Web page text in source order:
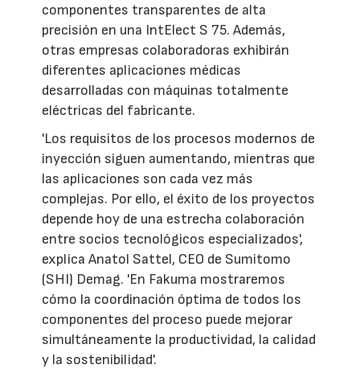
componentes transparentes de alta
precisión en una IntElect S 75. Además,
otras empresas colaboradoras exhibirán
diferentes aplicaciones médicas
desarrolladas con máquinas totalmente
eléctricas del fabricante.
'Los requisitos de los procesos modernos de
inyección siguen aumentando, mientras que
las aplicaciones son cada vez más
complejas. Por ello, el éxito de los proyectos
depende hoy de una estrecha colaboración
entre socios tecnológicos especializados',
explica Anatol Sattel, CEO de Sumitomo
(SHI) Demag. 'En Fakuma mostraremos
cómo la coordinación óptima de todos los
componentes del proceso puede mejorar
simultáneamente la productividad, la calidad
y la sostenibilidad'.